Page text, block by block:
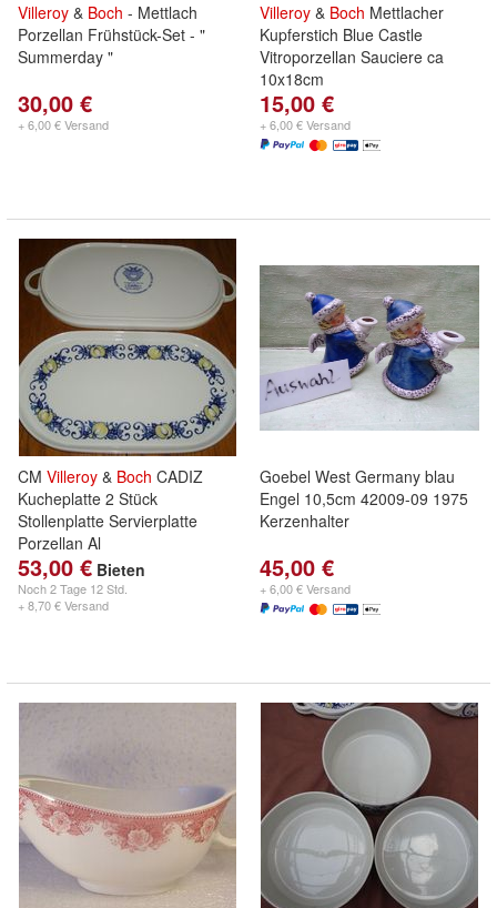
Villeroy & Boch - Mettlach
Porzellan Frühstück-Set - "
Summerday "
30,00 €
+ 6,00 € Versand
Villeroy & Boch Mettlacher
Kupferstich Blue Castle
Vitroporzellan Sauciere ca
10x18cm
15,00 €
+ 6,00 € Versand
CM Villeroy & Boch CADIZ
Kucheplatte 2 Stück
Stollenplatte Servierplatte
Porzellan Al
53,00 € Bieten
Noch2 Tage 12 Std.
+ 8,70 € Versand
Goebel West Germany blau
Engel 10,5cm 42009-09 1975
Kerzenhalter
45,00 €
+ 6,00 € Versand